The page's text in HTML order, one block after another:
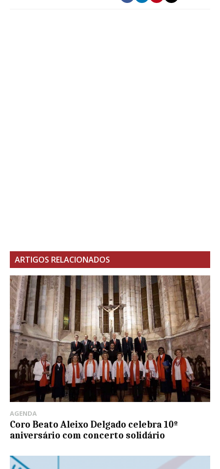
ARTIGOS RELACIONADOS
AGENDA
Coro Beato Aleixo Delgado celebra 10º
aniversário com concerto solidário